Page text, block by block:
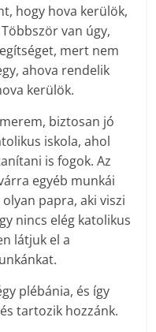
hogy hova kerülök,
van úgy,
mert nem
ahova rendelik
kerülök.
biztosan jó
iskola, ahol
is fogok. Az
egyéb munkái
papra, aki viszi
nincs elég katolikus
látjuk el a
plébánia, és így
tartozik hozzánk.